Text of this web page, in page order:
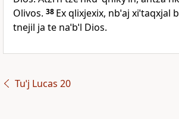
Olivos. 38 Ex qlixjexix, nbˈaj xiˈtaqxjal
tnejil ja te naˈbˈl Dios.
Tuˈj Lucas 20